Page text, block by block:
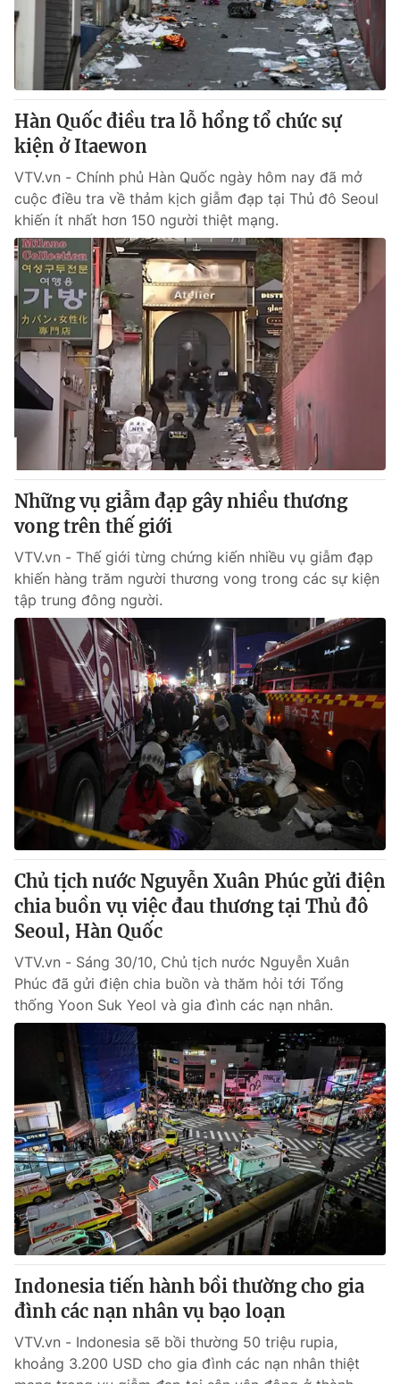
Hàn Quốc điều tra lỗ hổng tổ chức sự
kiện ở Itaewon
VTV.vn - Chính phủ Hàn Quốc ngày hôm nay đã mở
cuộc điều tra về thảm kịch giẫm đạp tại Thủ đô Seoul
khiến ít nhất hơn 150 người thiệt mạng.
Những vụ giẫm đạp gây nhiều thương
vong trên thế giới
VTV.vn - Thế giới từng chứng kiến nhiều vụ giẫm đạp
khiến hàng trăm người thương vong trong các sự kiện
tập trung đông người.
Chủ tịch nước Nguyễn Xuân Phúc gửi điện
chia buồn vụ việc đau thương tại Thủ đô
Seoul, Hàn Quốc
VTV.vn - Sáng 30/10, Chủ tịch nước Nguyễn Xuân
Phúc đã gửi điện chia buồn và thăm hỏi tới Tổng
thống Yoon Suk Yeol và gia đình các nạn nhân.
Indonesia tiến hành bồi thường cho gia
đình các nạn nhân vụ bạo loạn
VTV.vn - Indonesia sẽ bồi thường 50 triệu rupia,
khoảng 3.200 USD cho gia đình các nạn nhân thiệt